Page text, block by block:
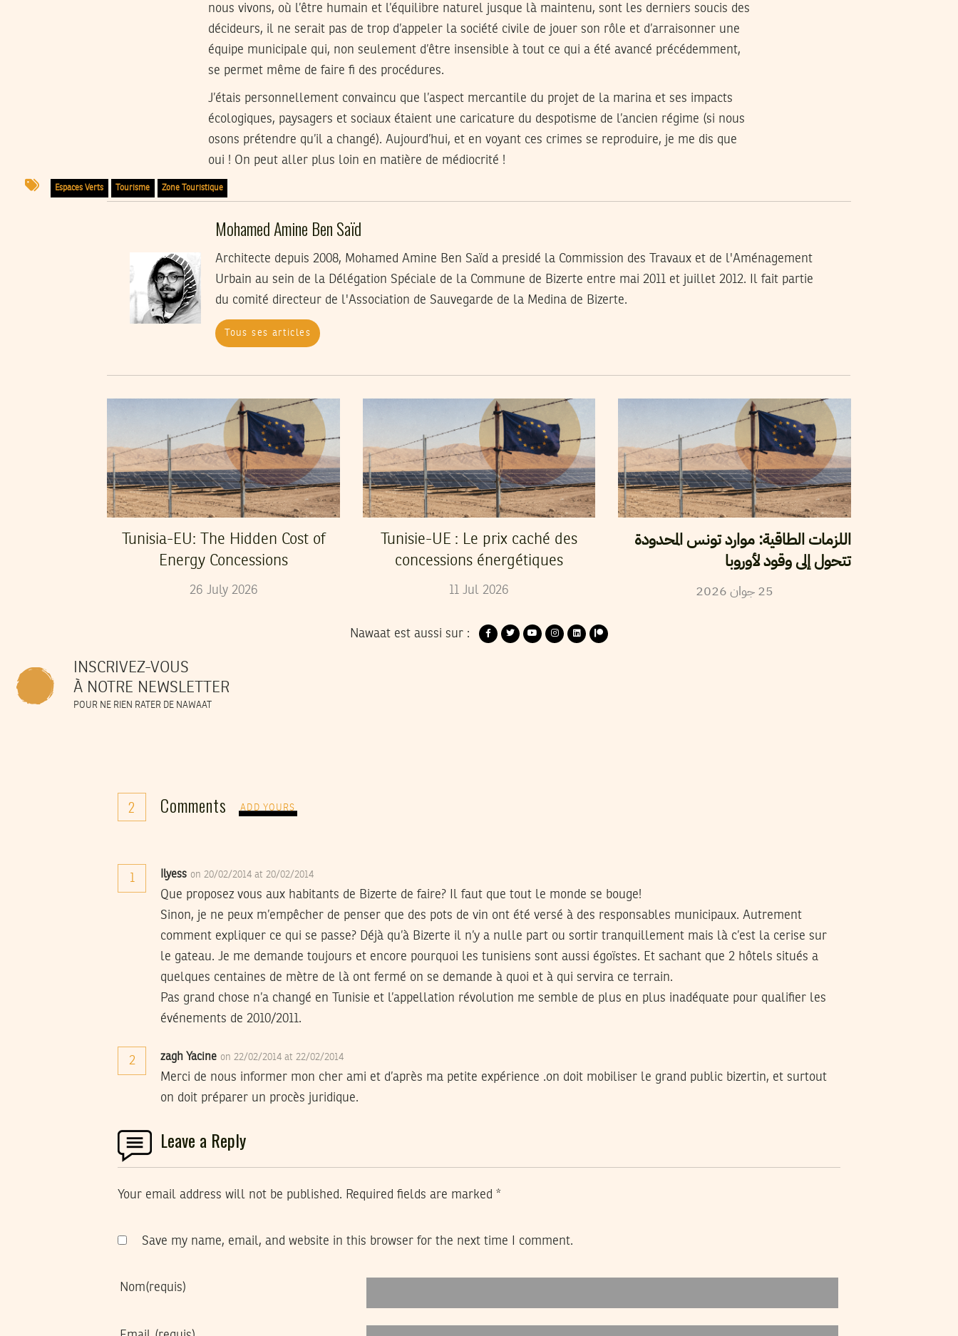
nous vivons, où l’être humain et l’équilibre naturel jusque là maintenu, sont les derniers soucis des
décideurs, il ne serait pas de trop d’appeler la société civile de jouer son rôle et d’arraisonner une
équipe municipale qui, non seulement d’être insensible à tout ce qui a été avancé précédemment,
se permet même de faire fi des procédures.
J’étais personnellement convaincu que l’aspect mercantile du projet de la marina et ses impacts
écologiques, paysagers et sociaux étaient une caricature du despotisme de l’ancien régime (si nous
osons prétendre qu’il a changé). Aujourd’hui, et en voyant ces crimes se reproduire, je me dis que
oui ! On peut aller plus loin en matière de médiocrité !
Espaces Verts Tourisme Zone Touristique
Mohamed Amine Ben Saïd
Architecte depuis 2008, Mohamed Amine Ben Saïd a presidé la Commission des Travaux et de l'Aménagement
Urbain au sein de la Délégation Spéciale de la Commune de Bizerte entre mai 2011 et juillet 2012. Il fait partie
du comité directeur de l'Association de Sauvegarde de la Medina de Bizerte.
Tous ses articles
Tunisia-EU: The Hidden Cost of
Energy Concessions
26 July 2026
Tunisie-UE : Le prix caché des
concessions énergétiques
11 Jul 2026
اللزمات الطاقية: موارد تونس المحدودة
تتحول إلى وقود لأوروبا
25جوان2026
Nawaat est aussi sur :
INSCRIVEZ-VOUS
À NOTRE NEWSLETTER
POUR NE RIEN RATER DE NAWAAT
2 Comments ADD YOURS
1 Ilyess on 20/02/2014 at 20/02/2014
Que proposez vous aux habitants de Bizerte de faire? Il faut que tout le monde se bouge!
Sinon, je ne peux m’empêcher de penser que des pots de vin ont été versé à des responsables municipaux. Autrement
comment expliquer ce qui se passe? Déjà qu’à Bizerte il n’y a nulle part ou sortir tranquillement mais là c’est la cerise sur
le gateau. Je me demande toujours et encore pourquoi les tunisiens sont aussi égoïstes. Et sachant que 2 hôtels situés a
quelques centaines de mètre de là ont fermé on se demande à quoi et à qui servira ce terrain.
Pas grand chose n’a changé en Tunisie et l’appellation révolution me semble de plus en plus inadéquate pour qualifier les
événements de 2010/2011.
2 zagh Yacine on 22/02/2014 at 22/02/2014
Merci de nous informer mon cher ami et d’après ma petite expérience .on doit mobiliser le grand public bizertin, et surtout
on doit préparer un procès juridique.
Leave a Reply
Your email address will not be published. Required fields are marked*
Save my name, email, and website in this browser for the next time I comment.
Nom(requis)